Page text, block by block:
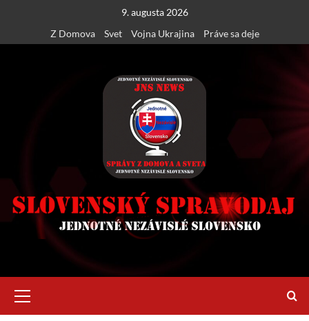
content
9. augusta 2026
Z Domova
Svet Vojna Ukrajina Práve sa deje
Menu